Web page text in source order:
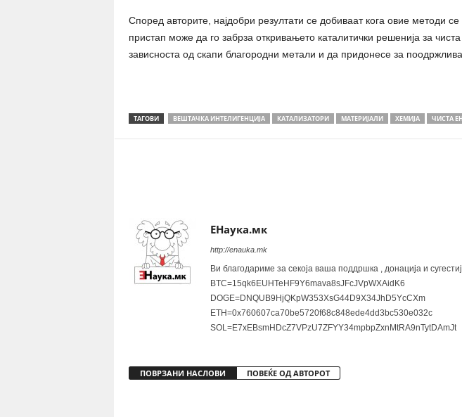
Според авторите, најдобри резултати се добиваат кога овие методи се
пристап може да го забрза откривањето каталитички решенија за
зависноста од скапи благородни метали и да придонесе за поодржлива
ТАГОВИ ВЕШТАЧКА ИНТЕЛИГЕНЦИЈА КАТАЛИЗАТОРИ МАТЕРИЈАЛИ ХЕМИЈА ЧИСТА
ЕНаука.мк
http://enauka.mk
Ви благодариме за секоја ваша поддршка , донација и
BTC=15qk6EUHTeHF9Y6mava8sJFcJVpWXAidK6
DOGE=DNQUB9HjQKpW353XsG44D9X34JhD5YcCXm
ETH=0x760607ca70be5720f68c848ede4dd3bc530e032c
SOL=E7xEBsmHDcZ7VPzU7ZFYY34mpbpZxnMtRA9nTytDAmJt
ПОВРЗАНИ НАСЛОВИ ПОВЕЌЕ ОД АВТОРОТ